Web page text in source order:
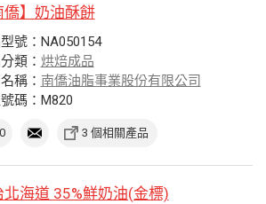
僑】奶油酥餅
號：NA050154
類： 烘焙成品
稱： 南僑油脂事業股份有限公司
碼：M820
0 3 個相關產品
北海道 35%鮮奶油(金標)